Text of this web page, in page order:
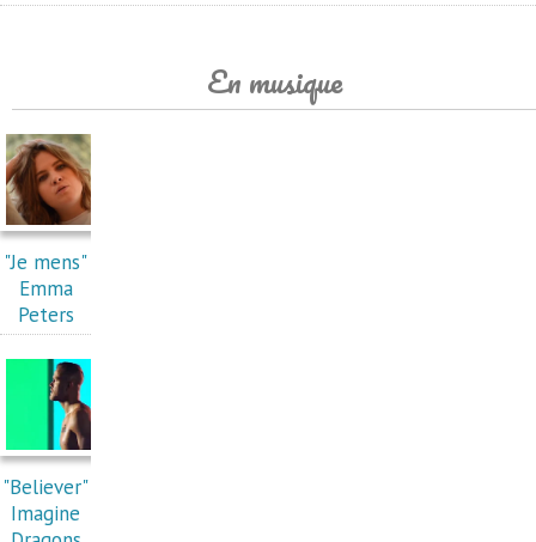
En musique
"Je mens"
Emma
Peters
"Believer"
Imagine